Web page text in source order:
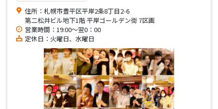
住所：札幌市豊平区平岸2条8丁目2-6
第二松井ビル地下1階 平岸ゴールデン街 7区画
営業時間：19:00～翌0：00
定休日：火曜日、水曜日